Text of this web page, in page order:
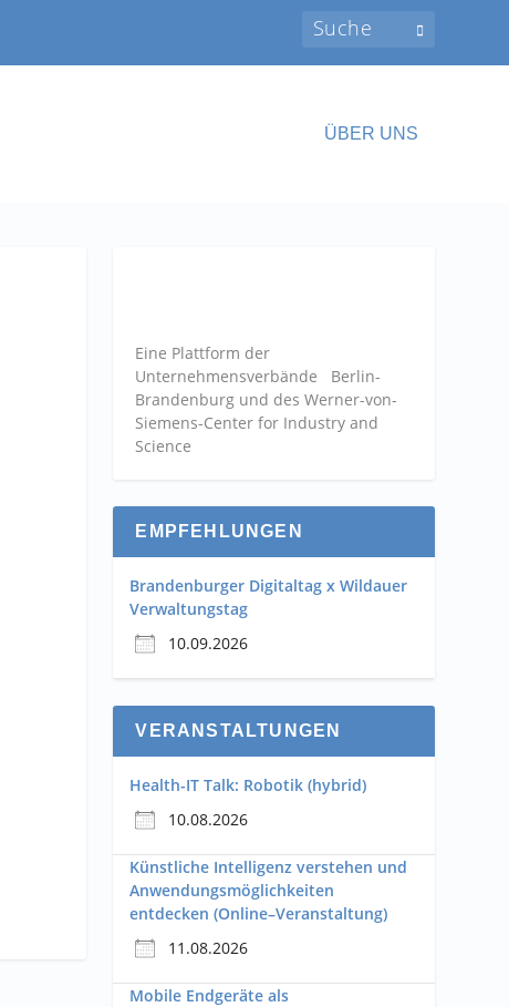
ÜBER UNS
Eine Plattform der
Unternehmensverbände Berlin-
Brandenburg und des Werner-von-
Siemens-Center for Industry and
Science
EMPFEHLUNGEN
Brandenburger Digitaltag x Wildauer
Verwaltungstag
10.09.2026
VERANSTALTUNGEN
Health-IT Talk: Robotik (hybrid)
10.08.2026
Künstliche Intelligenz verstehen und
Anwendungsmöglichkeiten
entdecken (Online–Veranstaltung)
11.08.2026
Mobile Endgeräte als